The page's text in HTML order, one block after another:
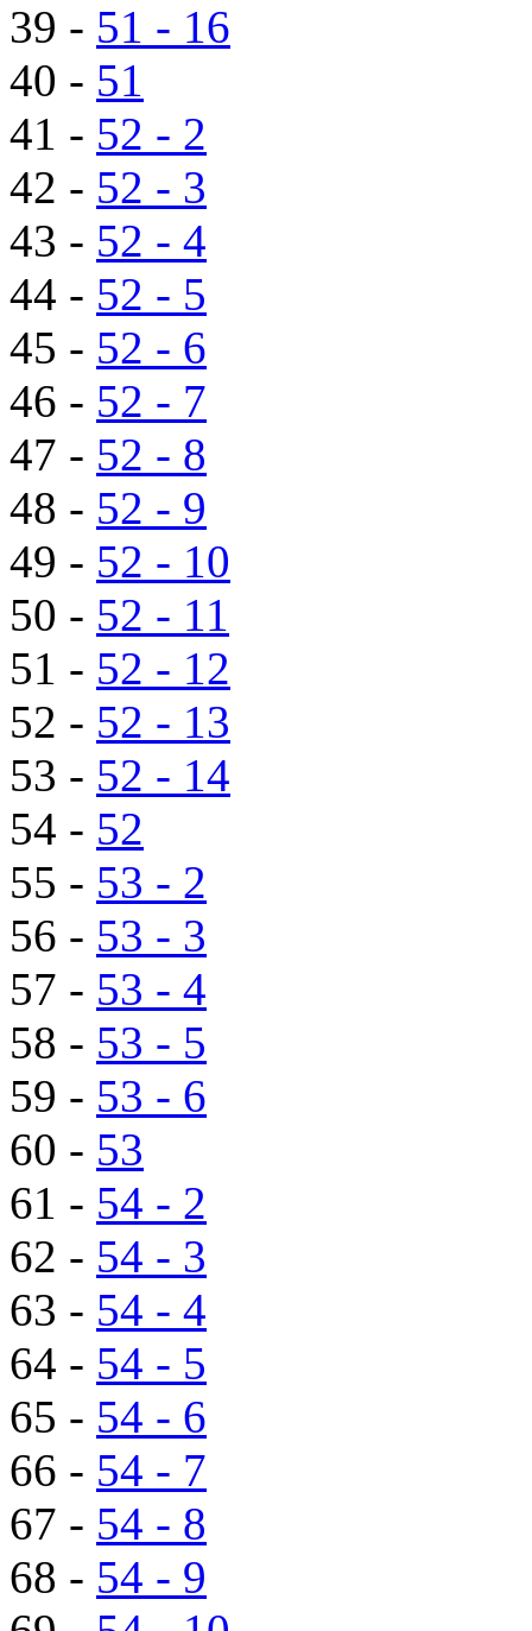
39 - 51 - 16
40 - 51
41 - 52 - 2
42 - 52 - 3
43 - 52 - 4
44 - 52 - 5
45 - 52 - 6
46 - 52 - 7
47 - 52 - 8
48 - 52 - 9
49 - 52 - 10
50 - 52 - 11
51 - 52 - 12
52 - 52 - 13
53 - 52 - 14
54 - 52
55 - 53 - 2
56 - 53 - 3
57 - 53 - 4
58 - 53 - 5
59 - 53 - 6
60 - 53
61 - 54 - 2
62 - 54 - 3
63 - 54 - 4
64 - 54 - 5
65 - 54 - 6
66 - 54 - 7
67 - 54 - 8
68 - 54 - 9